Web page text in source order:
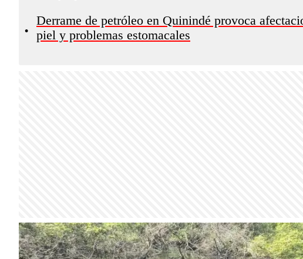
•
Derrame de petróleo en Quinindé provoca
piel y problemas estomacales